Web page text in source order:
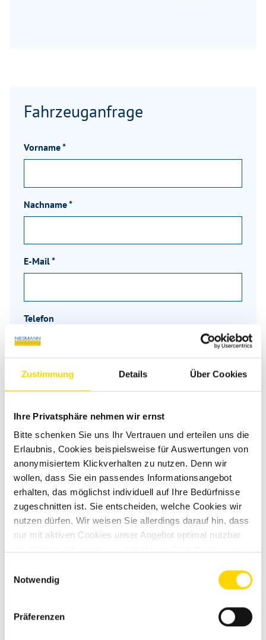
Zustimmung Details Über Cookies
Ihre Privatsphäre nehmen wir ernst
Bitte schenken Sie uns Ihr Vertrauen und erteilen uns die
Erlaubnis, Cookies beispielsweise für Auswertungen von
anonymisiertem Klickverhalten zu nutzen. Denn wir
wollen, dass Sie ein passendes Informationsangebot
erhalten, das möglichst individuell auf Ihre Bedürfnisse
zugeschnitten ist. Sie entscheiden, welche Cookies wir
nutzen dürfen. Wir weisen Sie allerdings darauf hin, dass
nur mit aktiven Cookies unser Angebot optimal nutzbar
Notwendig
Präferenzen
Fahrzeuganfrage
Vorname*
Nachname*
E-Mail*
Telefon
Nachricht*
Wenn Sie über unser gesichertes Kontaktformular (SSL-
Standard) mit uns in Kontakt treten, werden Ihre Eingaben
zur Bearbeitung der Anfrage im E-Mail-Postfach gespeichert.
Diese Daten werden von uns nicht weitergegeben und nur